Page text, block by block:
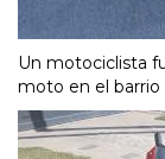
Un motociclista
moto en el